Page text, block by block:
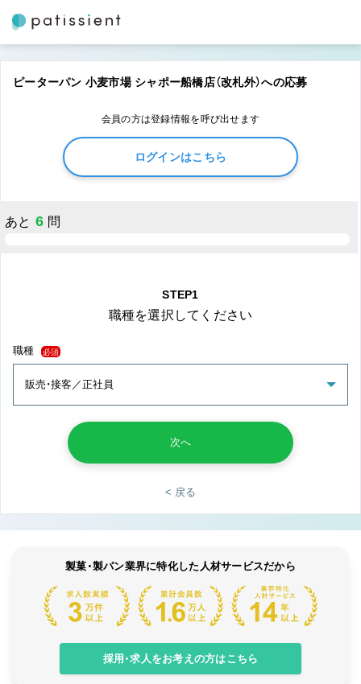
ピーターパン 小麦市場 シャポー船橋店（改札外）への応募
会員の方は登録情報を呼び出せます
ログインはこちら
あと 6 問
STEP1
職種を選択してください
職種 必須
次へ
< 戻る
製菓・製パン業界に特化した人材サービスだから
採用・求人をお考えの方はこちら